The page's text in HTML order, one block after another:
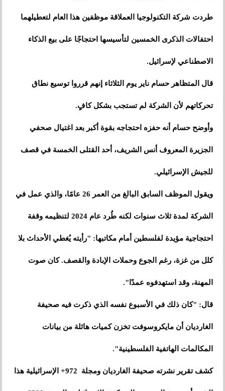
طردت شركة التكنولوجيا العملاقة موظفين هذا العام لتعطيلهما
احتفالات الذكرى الخمسين لتأسيسها احتجاجًا على بيع الذكاء
الاصطناعي لإسرائيل.
قال المتظاهر حسام ناير يوم الثلاثاء إنهم قرروا توسيع نطاق
تحركاتهم لأن الشركة لم تستجب بشكل كافٍ.
وأوضح حسام أنه حفزه احتجاجه بقوة أكبر بعد اغتيال صحفي
الجزيرة المعروف أنس الشريف، أحد القتلى الخمسة في قصف
للجيش الإسرائيلي.
ويقول الموظف السابق البالغ من العمر 26 عامًا، والذي عمل في
الشركة لمدة ثلاث سنوات لكنه طُرد عام 2024 لتنظيمه وقفة
احتجاجية مؤيدة لفلسطين أمام مكاتبها: "رأيته يُغطي الأحداث بلا
كلل من غزة، رغم الجوع وحملات الإبادة والقصف. كان صوت
المهنة، وقد استهدفوه عمدًا".
قال: "كان ذلك في الأسبوع نفسه الذي ذكرت فيه صحيفة
الغارديان أن مايكروسوفت تخزن كميات هائلة من بيانات
المكالمات الهاتفية الفلسطينية".
كشف تقرير نشرته صحيفة الغارديان ومجلة 972+ الإسرائيلية هذا